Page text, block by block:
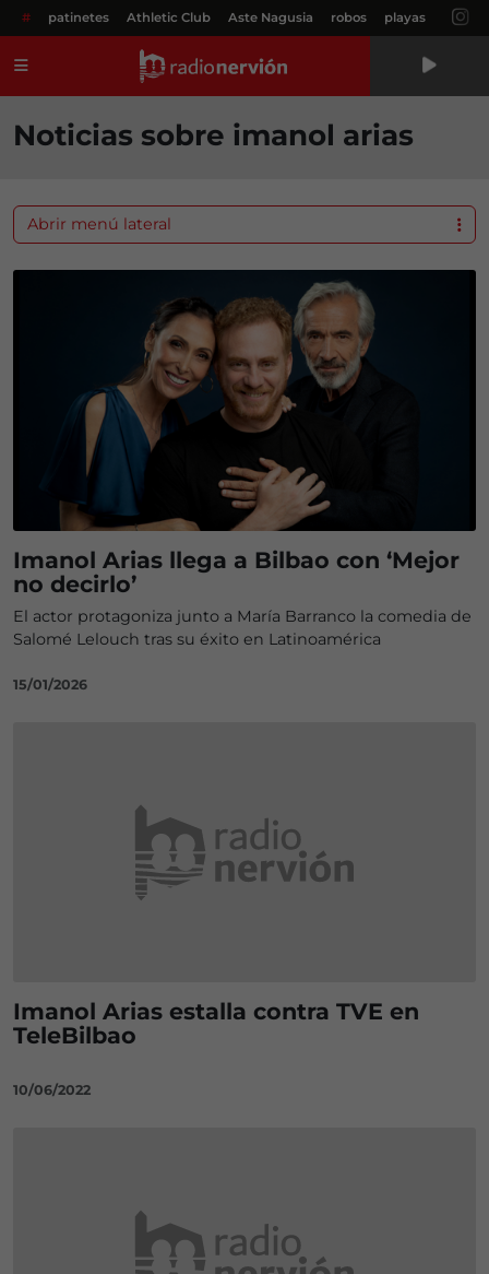
# patinetes Athletic Club Aste Nagusia robos playas
Noticias sobre imanol arias
Imanol Arias llega a Bilbao con ‘Mejor
no decirlo’
El actor protagoniza junto a María Barranco la comedia de
Salomé Lelouch tras su éxito en Latinoamérica
15/01/2026
Imanol Arias estalla contra TVE en
TeleBilbao
10/06/2022
Abrir menú lateral